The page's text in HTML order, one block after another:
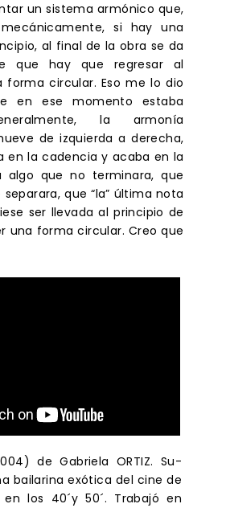
un sistema armónico que,
si hay una
al final de la obra se da
que hay que regresar al
forma circular. Eso me lo dio
en ese momento estaba
la armonía
de izquierda a derecha,
en la cadencia y acaba en la
algo que no terminara, que
que “la” última nota
ser llevada al principio de
una forma circular. Creo que
de Gabriela ORTIZ. Su-
bailarina exótica del cine de
los 40´y 50´. Trabajó en